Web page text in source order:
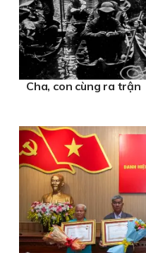
Cha, con cùng ra trận